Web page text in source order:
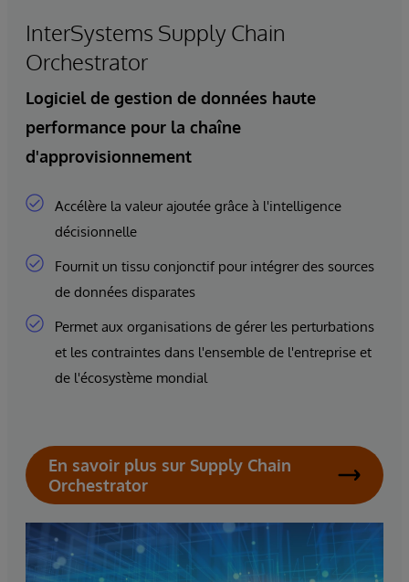
InterSystems Supply Chain
Orchestrator
Logiciel de gestion de données haute
performance pour la chaîne
d'approvisionnement
Accélère la valeur ajoutée grâce à l'intelligence
décisionnelle
Fournit un tissu conjonctif pour intégrer des sources
de données disparates
Permet aux organisations de gérer les perturbations
et les contraintes dans l'ensemble de l'entreprise et
de l'écosystème mondial
En savoir plus sur Supply Chain
Orchestrator